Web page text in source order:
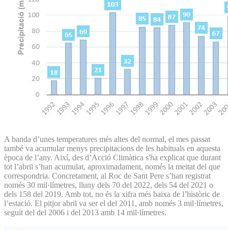
A banda d’unes temperatures més altes del normal, el mes passat
també va acumular menys precipitacions de les habituals en aquesta
època de l’any. Així, des d’Acció Climàtica s'ha explicat que durant
tot l’abril s’han acumulat, aproximadament, només la meitat del que
correspondria. Concretament, al Roc de Sant Pere s’han registrat
només 30 mil·límetres, lluny dels 70 del 2022, dels 54 del 2021 o
dels 158 del 2019. Amb tot, no és la xifra més baixa de l’històric de
l’estació. El pitjor abril va ser el del 2011, amb només 3 mil·límetres,
seguit del del 2006 i del 2013 amb 14 mil·límetres.